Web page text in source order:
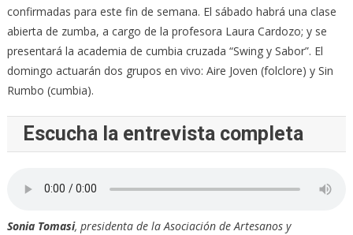
confirmadas para este fin de semana. El sábado habrá una clase
abierta de zumba, a cargo de la profesora Laura Cardozo; y se
presentará la academia de cumbia cruzada “Swing y Sabor”. El
domingo actuarán dos grupos en vivo: Aire Joven (folclore) y Sin
Rumbo (cumbia).
Escucha la entrevista completa
Sonia Tomasi, presidenta de la Asociación de Artesanos y